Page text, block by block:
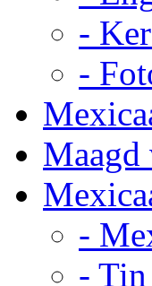
-
-
Maagd
-
-